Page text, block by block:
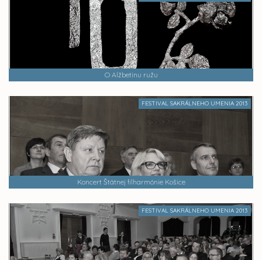
O Alžbetinu ružu
FESTIVAL SAKRÁLNEHO UMENIA 2013
Koncert Štátnej filharmónie Košice
FESTIVAL SAKRÁLNEHO UMENIA 2013